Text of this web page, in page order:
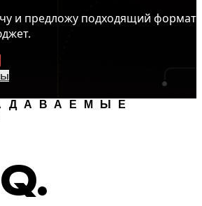
и предложу подходящий формат
Q.